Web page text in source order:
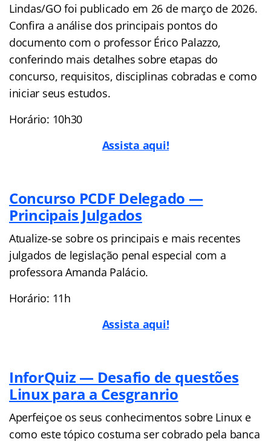
Lindas/GO foi publicado em 26 de março de 2026.
Confira a análise dos principais pontos do
documento com o professor Érico Palazzo,
conferindo mais detalhes sobre etapas do
concurso, requisitos, disciplinas cobradas e como
iniciar seus estudos.
Horário: 10h30
Assista aqui!
Concurso PCDF Delegado —
Principais Julgados
Atualize-se sobre os principais e mais recentes
julgados de legislação penal especial com a
professora Amanda Palácio.
Horário: 11h
Assista aqui!
InforQuiz — Desafio de questões
Linux para a Cesgranrio
Aperfeiçoe os seus conhecimentos sobre Linux e
como este tópico costuma ser cobrado pela banca